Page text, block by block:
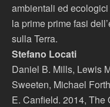
ambientali ed
la prime prime fasi
sulla Terra.
Stefano Locati
Daniel B. Mills, Lewis
Sweeten, Michael
E. Canfield. 2014, The